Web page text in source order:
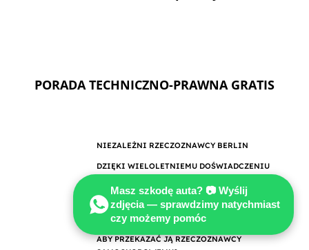
PORADA TECHNICZNO-PRAWNA GRATIS
NIEZALEŻNI RZECZOZNAWCY BERLIN
DZIĘKI WIELOLETNIEMU DOŚWIADCZENIU
NASZE USŁUGI REALIZOWANE SĄ W OPARCIU
O NAJWYŻSZE STANDARDY JAKOŚCI!
NIE WIESZ CZY TWOJA SPRAWA SIĘ NADAJE
ABY PRZEKAZAĆ JĄ RZECZOZNAWCY
Masz szkodę auta? 📷 Wyślij
zdjęcia — sprawdzimy natychmiast
czy możemy pomóc